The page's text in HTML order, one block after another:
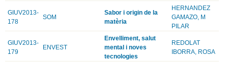
GIUV2013-
178
SOM
Sabor i origin de la
matèria
HERNANDEZ
GAMAZO, M
PILAR
GIUV2013-
179
ENVEST
Envelliment, salut
mental i noves
tecnologies
REDOLAT
IBORRA, ROSA